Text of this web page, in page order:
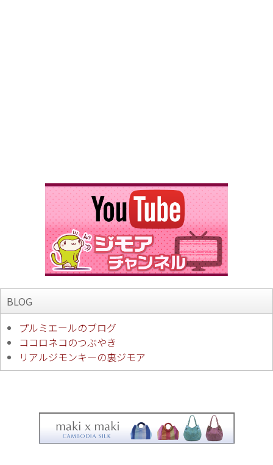
BLOG
プルミエールのブログ
ココロネコのつぶやき
リアルジモンキーの裏ジモア